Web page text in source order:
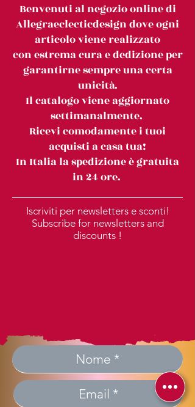
Benvenuti al negozio online di
Allegraeclecticdesign dove ogni
articolo viene realizzato
con estrema cura e dedizione per
garantirne sempre una certa
unicità.
Il catalogo viene aggiornato
settimanalmente.
Ricevi comodamente i tuoi
acquisti a casa tua!
In Italia la spedizione è gratuita
in 24 ore.
Iscriviti per newsletters e sconti!
Subscribe for newsletters and
discounts !